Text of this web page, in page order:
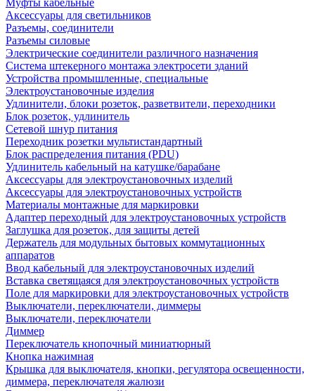
Муфты кабельные
Аксессуары для светильников
Разъемы, соединители
Разъемы силовые
Электрические соединители различного назначения
Система штекерного монтажа электросети зданий
Устройства промышленные, специальные
Электроустановочные изделия
Удлинители, блоки розеток, разветвители, переходники
Блок розеток, удлинитель
Сетевой шнур питания
Переходник розетки мультистандартный
Блок распределения питания (PDU)
Удлинитель кабельный на катушке/барабане
Аксессуары для электроустановочных изделий
Аксессуары для электроустановочных устройств
Материалы монтажные для маркировки
Адаптер переходный для электроустановочных устройств
Заглушка для розеток, для защиты детей
Держатель для модульных бытовых коммутационных
аппаратов
Ввод кабельный для электроустановочных изделий
Вставка светящаяся для электроустановочных устройств
Поле для маркировки для электроустановочных устройств
Выключатели, переключатели, диммеры
Выключатели, переключатели
Диммер
Переключатель кнопочный миниатюрный
Кнопка нажимная
Крышка для выключателя, кнопки, регулятора освещенности,
диммера, переключателя жалюзи